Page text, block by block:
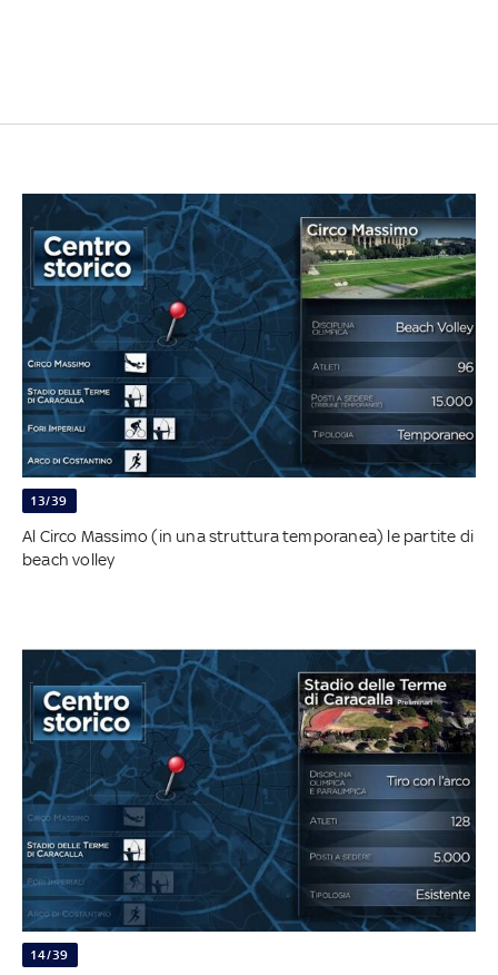
13/39
Al Circo Massimo (in una struttura temporanea) le partite di
beach volley
14/39